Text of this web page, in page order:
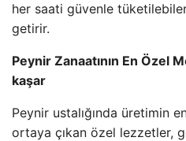
her saati güvenle
getirir.
Peynir Zanaatının En Özel
kaşar
Peynir ustalığında üretimin
ortaya çıkan özel lezzetler,